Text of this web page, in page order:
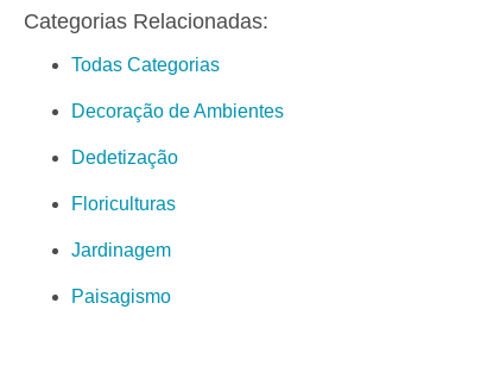
Categorias Relacionadas:
Todas Categorias
Decoração de Ambientes
Dedetização
Floriculturas
Jardinagem
Paisagismo